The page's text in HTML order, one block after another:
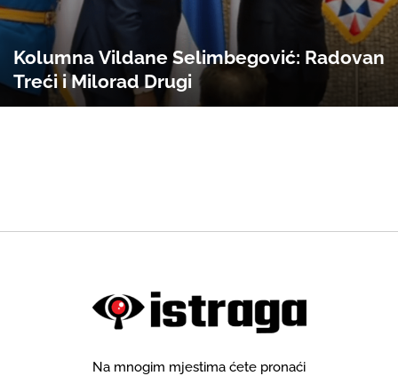
Kolumna Vildane Selimbegović: Radovan
Treći i Milorad Drugi
Na mnogim mjestima ćete pronaći